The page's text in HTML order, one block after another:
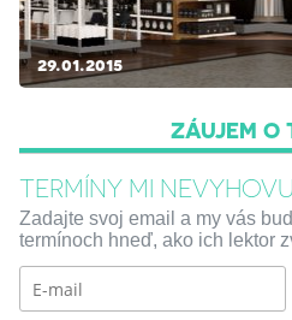
29.01.2015
ZÁUJEM O
TERMÍNY MI
Zadajte svoj email a my vás
termínoch hneď, ako ich lektor